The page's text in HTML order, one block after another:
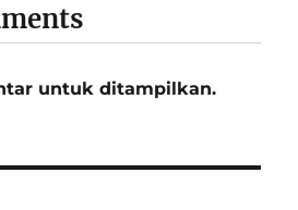
untuk ditampilkan.